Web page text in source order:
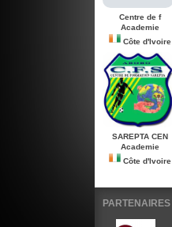
Centre de f
Academie
Côte d'Ivoire
SAREPTA CEN
Academie
Côte d'Ivoire
PARTENAIRES